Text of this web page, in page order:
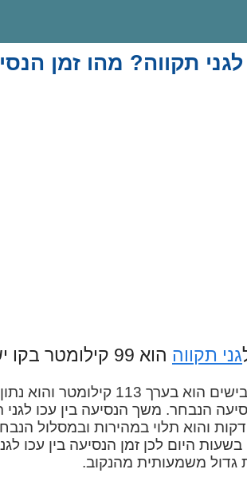
תקווה? מהו זמן
גני תקווה הוא 99 קילומטר בקו ישר.
המרחק בין עכו לגני תקווה בכבישים הוא בערך 113 קילומטר והוא נתון
הנבחר. משך הנסיעה בין עכו לגני
במכונית הוא בערך שעה ו-37 דקות והוא תלוי במהירות ובמסלול
היום לכן זמן הנסיעה בין עכו
גדול משמעותית מהנקוב.